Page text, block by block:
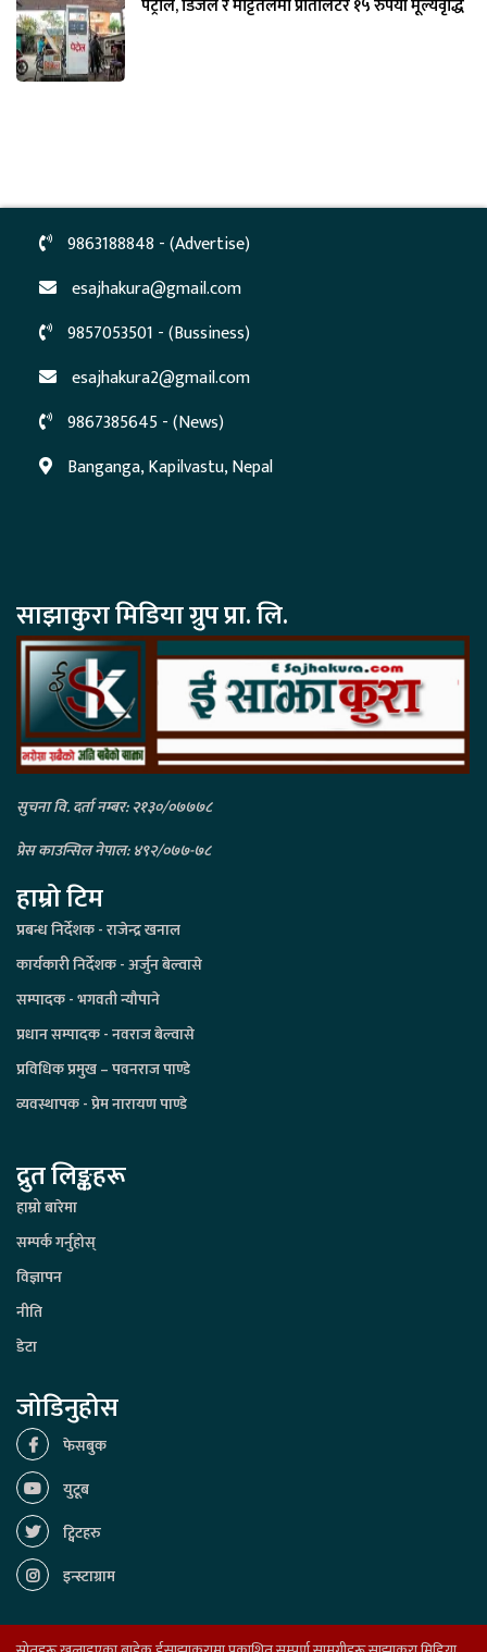
पेट्रोल, डिजेल र मट्टितेलमा प्रतिलिटर १५ रुपैयाँ मूल्यवृद्धि
9863188848 - (Advertise)
esajhakura@gmail.com
9857053501 - (Bussiness)
esajhakura2@gmail.com
9867385645 - (News)
Banganga, Kapilvastu, Nepal
साझाकुरा मिडिया ग्रुप प्रा. लि.
सुचना वि. दर्ता नम्बर: २१३०/०७७७८
प्रेस काउन्सिल नेपाल: ४९२/०७७-७८
हाम्रो टिम
प्रबन्ध निर्देशक - राजेन्द्र खनाल
कार्यकारी निर्देशक - अर्जुन बेल्वासे
सम्पादक - भगवती न्यौपाने
प्रधान सम्पादक - नवराज बेल्वासे
प्रविधिक प्रमुख – पवनराज पाण्डे
व्यवस्थापक - प्रेम नारायण पाण्डे
द्रुत लिङ्कहरू
हाम्रो बारेमा
सम्पर्क गर्नुहोस्
विज्ञापन
नीति
डेटा
जोडिनुहोस
फेसबुक
युटूब
ट्विटहरु
इन्स्टाग्राम